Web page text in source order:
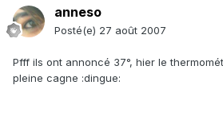
anneso
Posté(e) 27 août 2007
Pfff ils ont annoncé 37°, hier le
pleine cagne :dingue: